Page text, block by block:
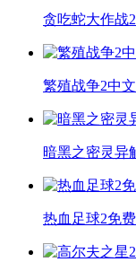
贪吃蛇大作战
繁殖战争2中
暗黑之密灵异
热血足球2免